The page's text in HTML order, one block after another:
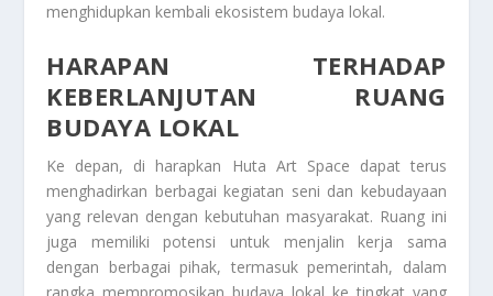
menghidupkan kembali ekosistem budaya lokal.
HARAPAN TERHADAP
KEBERLANJUTAN RUANG
BUDAYA LOKAL
Ke depan, di harapkan Huta Art Space dapat terus
menghadirkan berbagai kegiatan seni dan kebudayaan
yang relevan dengan kebutuhan masyarakat. Ruang ini
juga memiliki potensi untuk menjalin kerja sama
dengan berbagai pihak, termasuk pemerintah, dalam